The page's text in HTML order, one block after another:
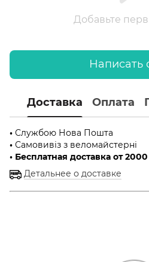
Добавьте
Написать
Доставка Оплата
• Службою Нова Пошта
• Самовивіз з веломайстерні
• Бесплатная доставка от
Детальнее о доставке